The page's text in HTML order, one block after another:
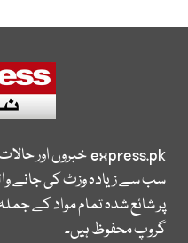
express.pkخبروں اور
سب سے زیادہ وزٹ کی جانے
پر شائع شدہ تمام مواد کے
گروپ محفوظ ہیں۔